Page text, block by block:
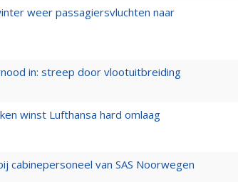
weer passagiersvluchten naar
in: streep door vlootuitbreiding
winst Lufthansa hard omlaag
cabinepersoneel van SAS Noorwegen